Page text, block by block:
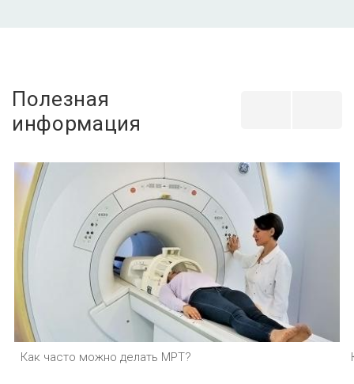
Полезная
информация
Как часто можно делать МРТ?